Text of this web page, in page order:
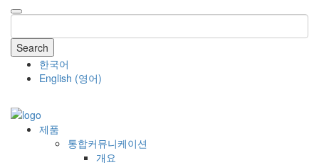
Search
한국어
English (영어)
제품
통합커뮤니케이션
개요